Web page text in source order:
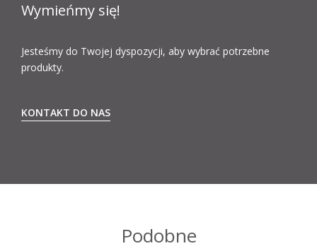
Wymieńmy się!
Jesteśmy do Twojej dyspozycji, aby wybrać potrzebne
produkty.
KONTAKT DO NAS
Podobne